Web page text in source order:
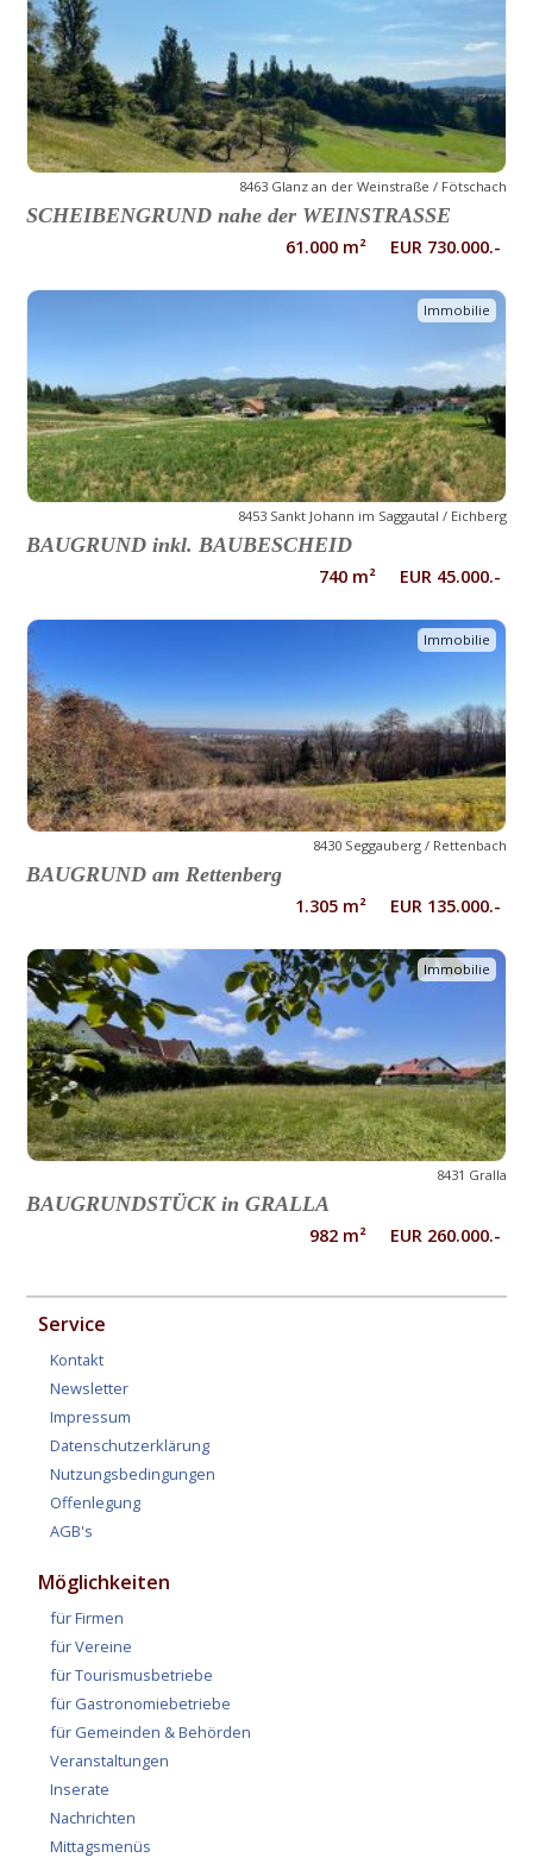
8463 Glanz an der Weinstraße / Fötschach
SCHEIBENGRUND nahe der WEINSTRASSE
61.000 m² EUR 730.000.-
Immobilie
8453 Sankt Johann im Saggautal / Eichberg
BAUGRUND inkl. BAUBESCHEID
740 m² EUR 45.000.-
Immobilie
8430 Seggauberg / Rettenbach
BAUGRUND am Rettenberg
1.305 m² EUR 135.000.-
Immobilie
8431 Gralla
BAUGRUNDSTÜCK in GRALLA
982 m² EUR 260.000.-
Service
Kontakt
Newsletter
Impressum
Datenschutzerklärung
Nutzungsbedingungen
Offenlegung
AGB's
Möglichkeiten
für Firmen
für Vereine
für Tourismusbetriebe
für Gastronomiebetriebe
für Gemeinden & Behörden
Veranstaltungen
Inserate
Nachrichten
Mittagsmenüs